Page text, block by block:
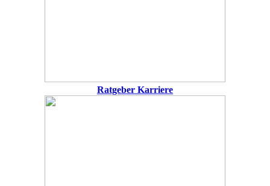
Ratgeber Karriere